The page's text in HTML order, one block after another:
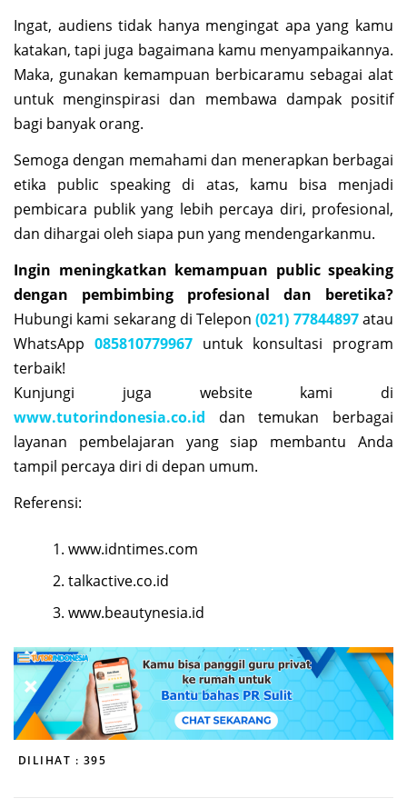
Ingat, audiens tidak hanya mengingat apa yang kamu
katakan, tapi juga bagaimana kamu menyampaikannya.
Maka, gunakan kemampuan berbicaramu sebagai alat
untuk menginspirasi dan membawa dampak positif
bagi banyak orang.
Semoga dengan memahami dan menerapkan berbagai
etika public speaking di atas, kamu bisa menjadi
pembicara publik yang lebih percaya diri, profesional,
dan dihargai oleh siapa pun yang mendengarkanmu.
Ingin meningkatkan kemampuan public speaking
dengan pembimbing profesional dan beretika?
Hubungi kami sekarang di Telepon(021) 77844897atau
WhatsApp 085810779967 untuk konsultasi program
terbaik!
Kunjungi juga website kami di
www.tutorindonesia.co.id dan temukan berbagai
layanan pembelajaran yang siap membantu Anda
tampil percaya diri di depan umum.
Referensi:
www.idntimes.com
talkactive.co.id
www.beautynesia.id
DILIHAT : 395